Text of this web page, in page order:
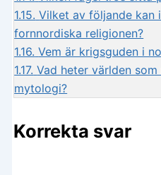
1.15. Vilket av följande kan
fornnordiska religionen?
1.16. Vem är krigsguden i
1.17. Vad heter världen
mytologi?
Korrekta svar